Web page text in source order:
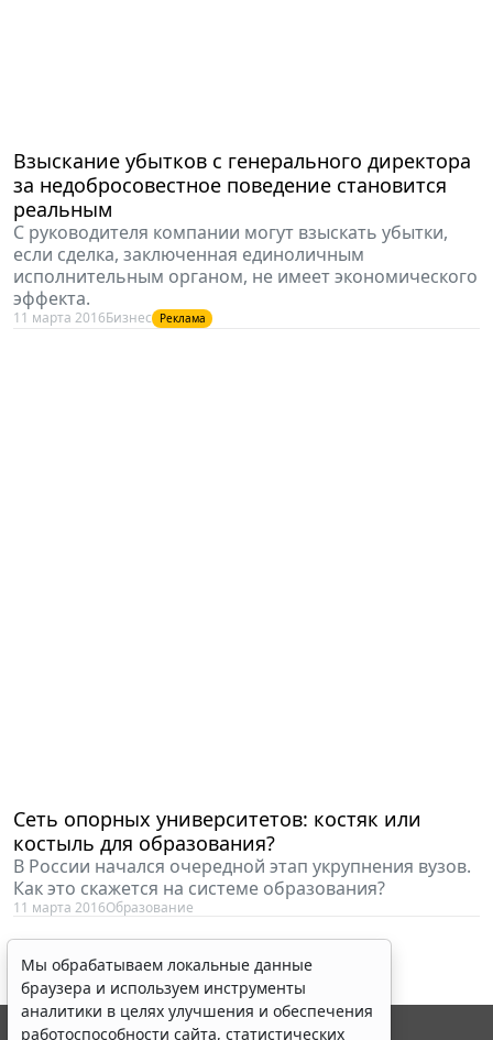
Взыскание убытков с генерального директора
за недобросовестное поведение становится
реальным
С руководителя компании могут взыскать убытки,
если сделка, заключенная единоличным
исполнительным органом, не имеет экономического
эффекта.
11 марта 2016Бизнес Реклама
Сеть опорных университетов: костяк или
костыль для образования?
В России начался очередной этап укрупнения вузов.
Как это скажется на системе образования?
11 марта 2016Образование
Мы обрабатываем локальные данные
браузера и используем инструменты
аналитики в целях улучшения и обеспечения
работоспособности сайта, статистических